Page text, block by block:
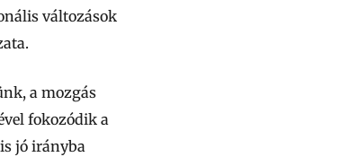
változások
a mozgás
fokozódik a
jó irányba